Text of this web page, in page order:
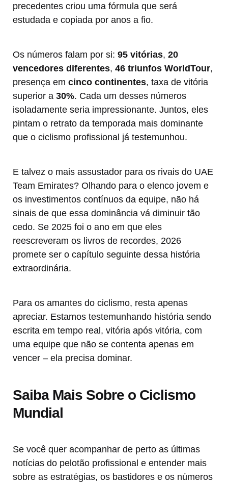
precedentes criou uma fórmula que será
estudada e copiada por anos a fio.
Os números falam por si: 95 vitórias, 20
vencedores diferentes, 46 triunfos WorldTour,
presença em cinco continentes, taxa de vitória
superior a 30%. Cada um desses números
isoladamente seria impressionante. Juntos, eles
pintam o retrato da temporada mais dominante
que o ciclismo profissional já testemunhou.
E talvez o mais assustador para os rivais do UAE
Team Emirates? Olhando para o elenco jovem e
os investimentos contínuos da equipe, não há
sinais de que essa dominância vá diminuir tão
cedo. Se 2025 foi o ano em que eles
reescreveram os livros de recordes, 2026
promete ser o capítulo seguinte dessa história
extraordinária.
Para os amantes do ciclismo, resta apenas
apreciar. Estamos testemunhando história sendo
escrita em tempo real, vitória após vitória, com
uma equipe que não se contenta apenas em
vencer – ela precisa dominar.
Saiba Mais Sobre o Ciclismo
Mundial
Se você quer acompanhar de perto as últimas
notícias do pelotão profissional e entender mais
sobre as estratégias, os bastidores e os números